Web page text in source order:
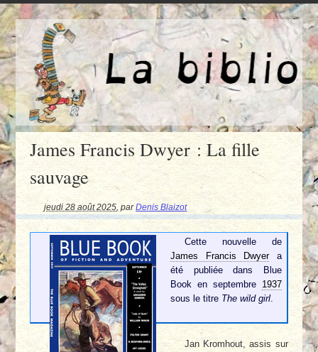
James Francis Dwyer : La fille
sauvage
jeudi 28 août 2025 ,parDenis Blaizot
Cette nouvelle de
James Francis Dwyera
été publiée dans Blue
Book en septembre 1937
sous le titre The wild girl.
Jan Kromhout, assis sur